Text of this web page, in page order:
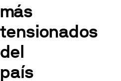
más
tensionados
del
país